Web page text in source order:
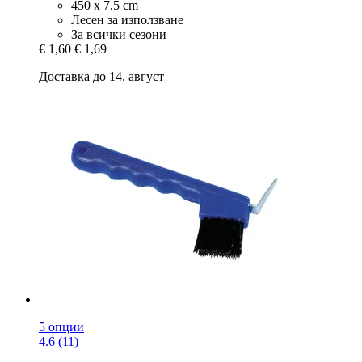
450 x 7,5 cm
Лесен за използване
За всички сезони
€ 1,60 € 1,69
Доставка до 14. август
5 опции
4.6 (11)